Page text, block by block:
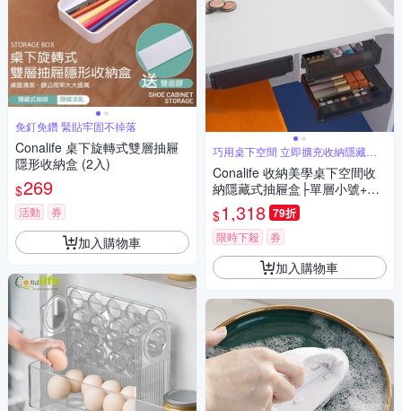
免釘免鑽 緊貼牢固不掉落
Conalife 桌下旋轉式雙層抽屜
隱形收納盒 (2入)
$269
活動 券
加入購物車
巧用桌下空間 立即擴充收納隱藏凌
亂
Conalife 收納美學桌下空間收
納隱藏式抽屜盒├單層小號+雙
層小號┤ （4組）
$1,318 79折
限時下殺 券
加入購物車